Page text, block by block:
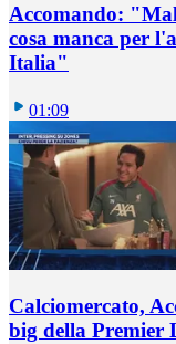
Accomando:
cosa manca per
Italia"
01:09
Calciomercato,
big della Premier